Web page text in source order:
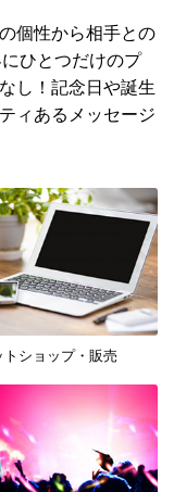
個性から相手との
ひとつだけのプ
し！記念日や誕生
ィあるメッセージ
トショップ・販売